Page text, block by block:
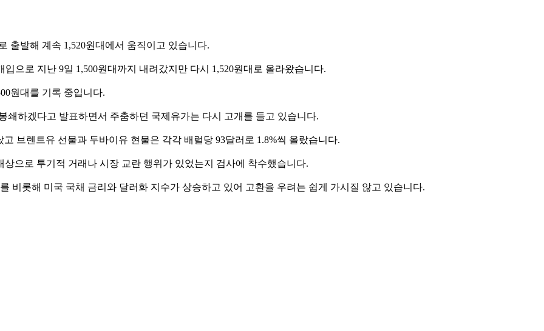
출발해 계속 1,520원대에서 움직이고 있습니다.
으로 지난 9일 1,500원대까지 내려갔지만 다시 1,520원대로 올라왔습니다.
원대를 기록 중입니다.
하겠다고 발표하면서 주춤하던 국제유가는 다시 고개를 들고 있습니다.
브렌트유 선물과 두바이유 현물은 각각 배럴당 93달러로 1.8%씩 올랐습니다.
으로 투기적 거래나 시장 교란 행위가 있었는지 검사에 착수했습니다.
비롯해 미국 국채 금리와 달러화 지수가 상승하고 있어 고환율 우려는 쉽게 가시질 않고 있습니다.